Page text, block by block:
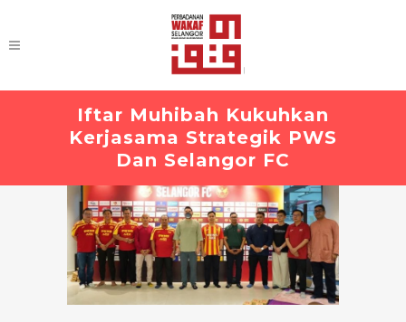
Iftar Muhibah Kukuhkan
Kerjasama Strategik PWS
Dan Selangor FC